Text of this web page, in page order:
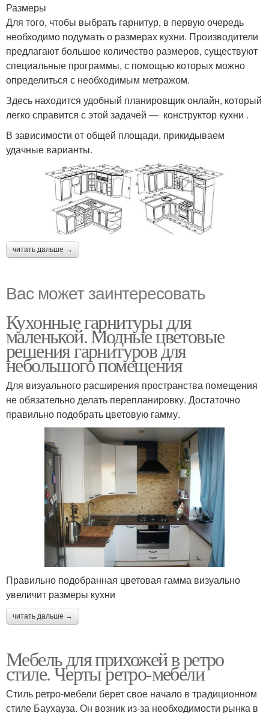
Размеры
Для того, чтобы выбрать гарнитур, в первую очередь
необходимо подумать о размерах кухни. Производители
предлагают большое количество размеров, существуют
специальные программы, с помощью которых можно
определиться с необходимым метражом.
Здесь находится удобный планировщик онлайн, который
легко справится с этой задачей — конструктор кухни .
В зависимости от общей площади, прикидываем
удачные варианты.
читать дальше →
Вас может заинтересовать
Кухонные гарнитуры для
маленькой. Модные цветовые
решения гарнитуров для
небольшого помещения
Для визуального расширения пространства помещения
не обязательно делать перепланировку. Достаточно
правильно подобрать цветовую гамму.
Правильно подобранная цветовая гамма визуально
увеличит размеры кухни
читать дальше →
Мебель для прихожей в ретро
стиле. Черты ретро-мебели
Стиль ретро-мебели берет свое начало в традиционном
стиле Баухауза. Он возник из-за необходимости рынка в